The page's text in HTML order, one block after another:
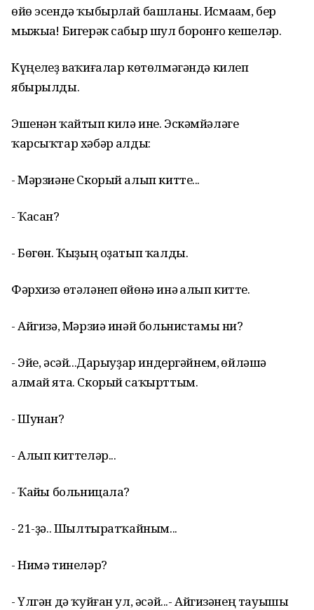
өйө эсендә ҡыбырлай башланы. Исмаһам, бер
мыжыһа! Бигерәк сабыр шул боронғо кешеләр.
Күңелһеҙ ваҡиғалар көтөлмәгәндә килеп
ябырылды.
Эшенән ҡайтып килә ине. Эскәмйәләге
ҡарсыҡтар хәбәр һалды:
- Мәрзиәне Скорый алып китте...
- Ҡасан?
- Бөгөн. Ҡыҙың оҙатып ҡалды.
Фәрхизә өтәләнеп өйөнә инә һалып китте.
- Айгизә, Мәрзиә инәй больнистамы ни?
- Эйе, әсәй...Дарыуҙар индергәйнем, һөйләшә
алмай ята. Скорый саҡырттым.
- Шунан?
- Алып киттеләр...
- Ҡайһы больницала?
- 21-ҙә.. Шылтыратҡайным...
- Нимә тинеләр?
- Үлгән дә ҡуйған ул, әсәй...- Айгизәнең тауышы